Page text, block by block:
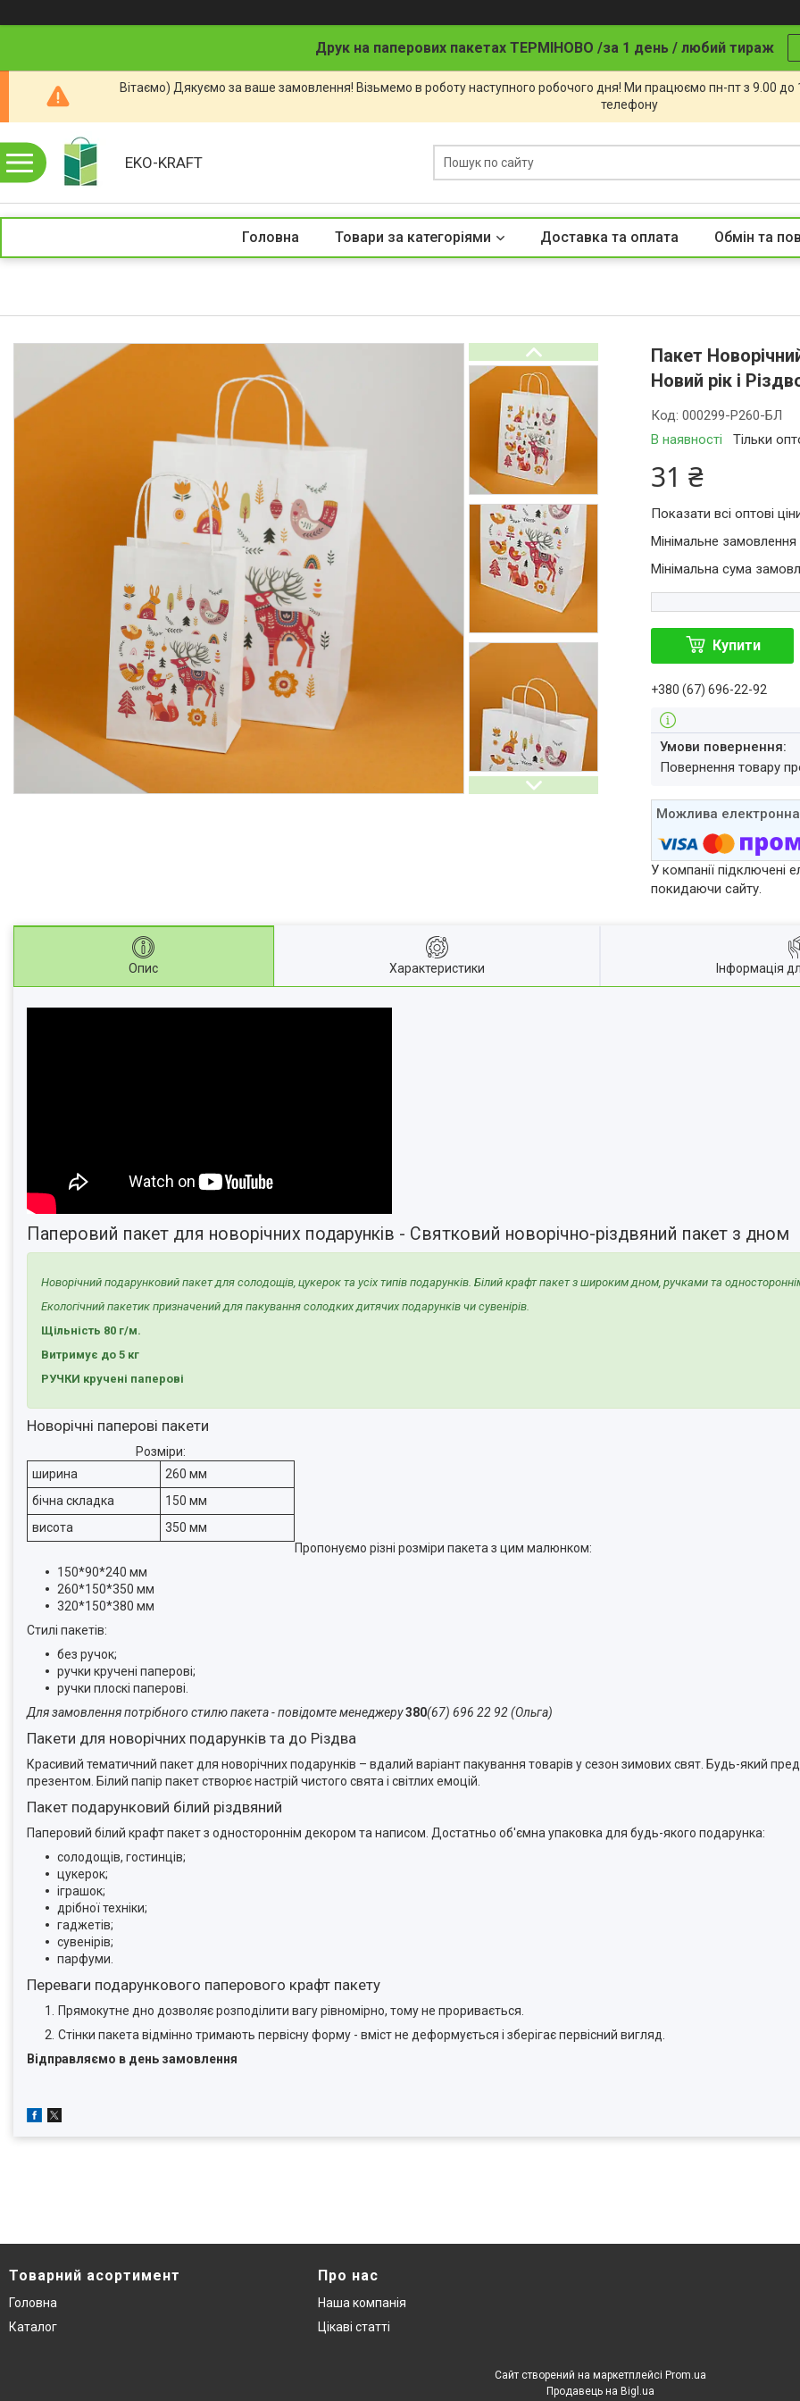
Друк на паперових пакетах ТЕРМІНОВО /за 1 день / любий тираж
Вітаємо) Дякуємо за ваше замовлення! Візьмемо в роботу наступного робочого дня! Ми працюємо пн-пт з 9.00
телефону
EKO-KRAFT
Головна Товари за категоріями Доставка та оплата Обмін та
Пакет
Новий рік і
В наявності Тільки
Код:000299-Р260-БЛ
31 ₴
Мінімальне
Показати всі оптові
Мінімальна сума
Купити
+380 (67) 696-22-92
повернення товару
У компанії підключені
покидаючи сайту.
Опис Характеристики Інформація
Паперовий пакет для новорічних подарунків - Святковий новорічно-різдвяний пакет з дном
Новорічний подарунковий пакет для солодощів, цукерок та усіх типів подарунків. Білий крафт пакет з широким дном, ручками та
Екологічний пакетик призначений для пакування солодких дитячих подарунків чи сувенірів.
Щільність 80 г/м.
Витримує до 5 кг
РУЧКИ кручені паперові
Новорічні паперові пакети
Розміри:
ширина
260 мм
бічна складка
150 мм
висота
350 мм
Пропонуємо різні розміри пакета з цим малюнком:
150*90*240 мм
260*150*350 мм
320*150*380 мм
Стилі пакетів:
без ручок;
ручки кручені паперові;
ручки плоскі паперові.
Для замовлення потрібного стилю пакета - повідомте менеджеру380(67) 696 22 92 (Ольга)
Пакети для новорічних подарунків та до Різдва
Красивий тематичний пакет для новорічних подарунків – вдалий варіант пакування товарів у сезон зимових свят. Будь-який
презентом. Білий папір пакет створює настрій чистого свята і світлих емоцій.
Пакет подарунковий білий різдвяний
Паперовий білий крафт пакет з одностороннім декором та написом. Достатньо об'ємна упаковка для будь-якого подарунка:
солодощів, гостинців;
цукерок;
іграшок;
дрібної техніки;
гаджетів;
сувенірів;
парфуми.
Переваги подарункового паперового крафт пакету
Прямокутне дно дозволяє розподілити вагу рівномірно, тому не проривається.
Стінки пакета відмінно тримають первісну форму - вміст не деформується і зберігає первісний вигляд.
Відправляємо в день замовлення
Товарний асортимент
Головна
Каталог
Про нас
Наша компанія
Цікаві статті
Сайт створений на маркетплейсі Prom.ua
Продавець на Bigl.ua